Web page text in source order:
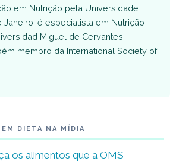
em Nutrição pela Universidade
Janeiro, é especialista em Nutrição
Miguel de Cervantes
membro da International Society of
DIETA NA MÍDIA
os alimentos que a OMS